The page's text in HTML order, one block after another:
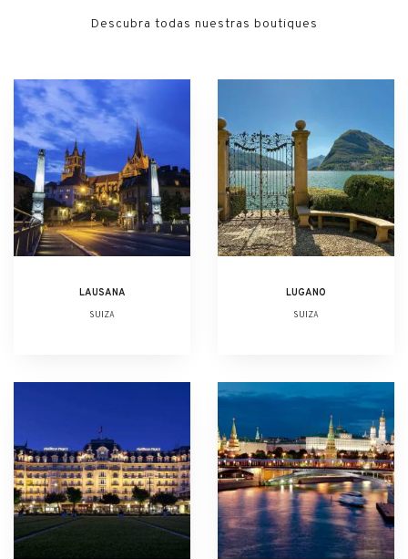
Descubra todas nuestras boutiques
LAUSANA
SUIZA
LUGANO
SUIZA